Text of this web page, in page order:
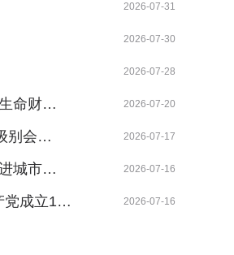
2026-07-31
2026-07-30
2026-07-28
命财… 2026-07-20
别会… 2026-07-17
城市… 2026-07-16
党成立1… 2026-07-16